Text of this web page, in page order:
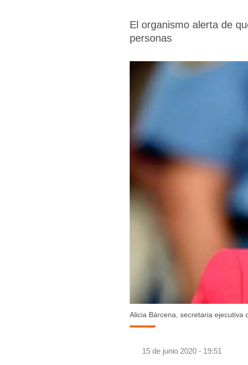
El organismo alerta de
personas
Alicia Bárcena, secretaria ejecutiva
15 de junio 2020 - 19:51